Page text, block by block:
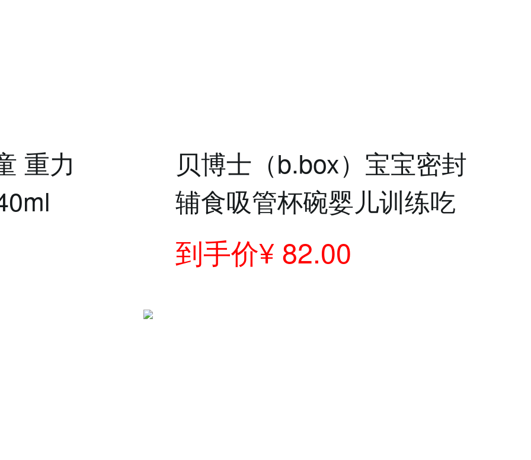
重力
贝博士（b.box）宝宝密封
辅食吸管杯碗婴儿训练吃
饭喝汤叉勺子保温碗套装
零食碗澳洲bbox儿童餐具
到手价¥ 82.00